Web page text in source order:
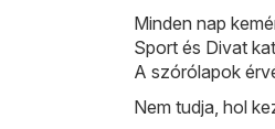
Minden nap
Sport és Divat
A szórólapok
Nem tudja, hol